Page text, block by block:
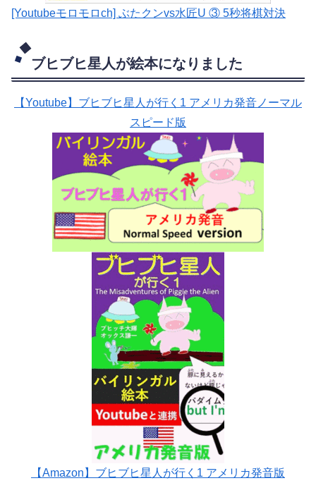
[Youtubeモロモロch] ぶたクンvs水匠U ③ 5秒将棋対決
ブヒブヒ星人が絵本になりました
【Youtube】ブヒブヒ星人が行く1 アメリカ発音ノーマル
スピード版
【Amazon】ブヒブヒ星人が行く1 アメリカ発音版